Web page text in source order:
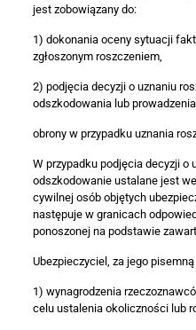
jest zobowiązany do:
1) dokonania oceny sytuacji
zgłoszonym roszczeniem,
2) podjęcia decyzji o uznaniu
odszkodowania lub prowadzenia
obrony w przypadku uznania
W przypadku podjęcia decyzji o
odszkodowanie ustalane jest
cywilnej osób objętych
następuje w granicach
ponoszonej na podstawie
Ubezpieczyciel, za jego
1) wynagrodzenia
celu ustalenia okoliczności lub